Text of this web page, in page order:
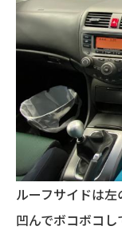
ルーフサイドは
凹んでボコボコ